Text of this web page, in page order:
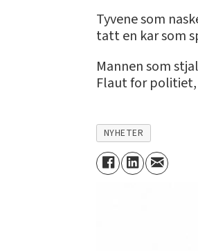
Tyvene som
tatt en kar som
Mannen som
Flaut for politiet,
NYHETER